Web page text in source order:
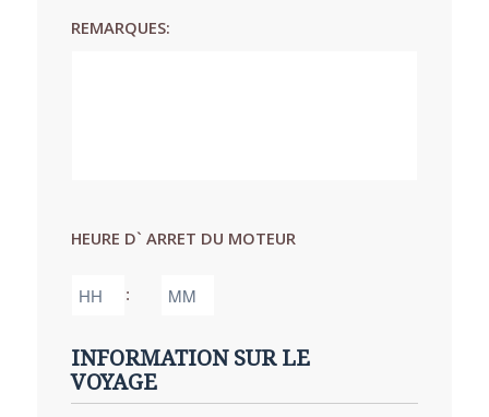
REMARQUES:
HEURE D` ARRET DU MOTEUR
:
Heures Minutes
INFORMATION SUR LE
VOYAGE